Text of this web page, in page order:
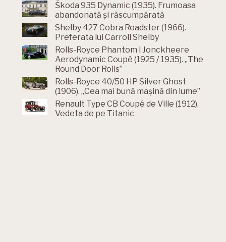
Škoda 935 Dynamic (1935). Frumoasa
abandonată și răscumpărată
Shelby 427 Cobra Roadster (1966).
Preferata lui Carroll Shelby
Rolls-Royce Phantom l Jonckheere
Aerodynamic Coupé (1925 / 1935). „The
Round Door Rolls”
Rolls-Royce 40/50 HP Silver Ghost
(1906). „Cea mai bună mașină din lume”
Renault Type CB Coupé de Ville (1912).
Vedeta de pe Titanic